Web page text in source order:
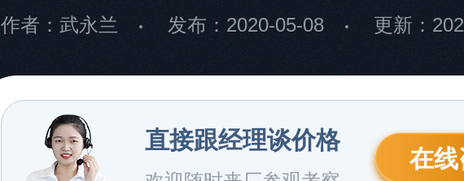
作者：武永兰 发布：2020-05-08 更新：
直接跟经理谈价格
在